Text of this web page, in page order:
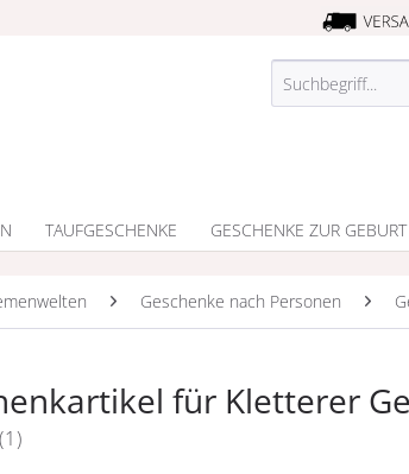
TAUFGESCHENKE GESCHENKE ZUR GEBURT
Geschenke nach Personen
für Kletterer
(1)